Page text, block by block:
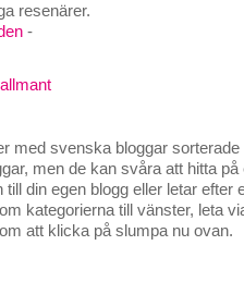
resenärer.
-
med svenska bloggar sorterade
men de kan svåra att hitta
din egen blogg eller letar efter
kategorierna till vänster, leta
att klicka på slumpa nu ovan.